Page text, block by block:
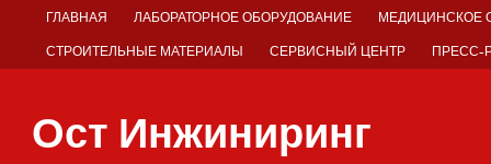
ГЛАВНАЯ ЛАБОРАТОРНОЕ ОБОРУДОВАНИЕ МЕДИЦИНСКОЕ
СТРОИТЕЛЬНЫЕ МАТЕРИАЛЫ СЕРВИСНЫЙ ЦЕНТР ПРЕСС-
Ост Инжиниринг